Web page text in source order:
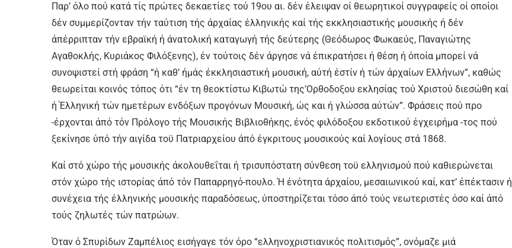
Παρ’ όλο πού κατά τίς πρώτες δεκαετίες τού 19ου αι. δέν έλειψαν οί θεωρητικοί συγγραφείς οί οποίοι
δέν συμμερίζονταν τήν ταύτιση τής άρχαίας έλληνικής καί τής εκκλησιαστικής μουσικής ή δέν
άπέρριπταν τήν εβραϊκή ή άνατολική καταγωγή τής δεύτερης (Θεόδωρος Φωκαεύς, Παναγιώτης
Αγαθοκλής, Κυριάκος Φιλόξενης), έν τούτοις δέν άργησε νά έπικρατήσει ή θέση ή όποία μπορεί νά
συνοψιστεί στή φράση “ή καθ’ ήμάς έκκλησιαστική μουσική, αύτή έστίν ή τών άρχαίων Ελλήνων”, καθώς
θεωρείται κοινός τόπος ότι “έν τη θεοκτίστω Κιβωτώ της’Ορθοδοξου εκλησίας τού Χριστού διεσώθη καί
ή Έλληνική τών ημετέρων ενδόξων προγόνων Μουσική, ώς και ή γλώσσα αύτών”. Φράσεις πού προ
-έρχονται άπό τόν Πρόλογο τής Μουσικής Βιβλιοθήκης, ένός φιλόδοξου εκδοτικού έγχειρήμα -τος πού
ξεκίνησε ύπό τήν αιγίδα τοϋ Πατριαρχείου άπό έγκριτους μουσικούς καί λογίους στά 1868.
Καί στό χώρο τής μουσικής άκολουθεΐται ή τρισυπόστατη σύνθεση τοϋ ελληνισμού πού καθιερώνεται
στόν χώρο τής ιστορίας άπό τόν Παπαρρηγό-πουλο. Ή ένότητα άρχαίου, μεσαιωνικού καί, κατ’ έπέκτασιν ή
συνέχεια τής έλληνικής μουσικής παραδόσεως, ύποστηρίζεται τόσο άπό τούς νεωτεριστές όσο καί άπό
τούς ζηλωτές τών πατρώων.
Όταν ό Σπυρίδων Ζαμπέλιος εισήγαγε τόν όρο “ελληνοχριστιανικός πολιτισμός”, ονόμαζε μιά